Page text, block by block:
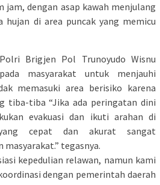
jam, dengan asap kawah menjulang
hujan di area puncak yang memicu
Brigjen Pol Trunoyudo Wisnu
masyarakat untuk menjauhi
memasuki area berisiko karena
tiba-tiba “Jika ada peringatan dini
evakuasi dan ikuti arahan di
cepat dan akurat sangat
tegasnya.
kepedulian relawan, namun kami
dengan pemerintah daerah